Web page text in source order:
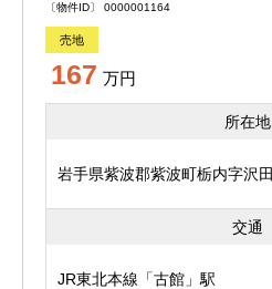
〔物件ID〕 0000001164
売地
167 万円
所在地
岩手県紫波郡紫波町栃内字沢田
交通
JR東北本線「古館」駅